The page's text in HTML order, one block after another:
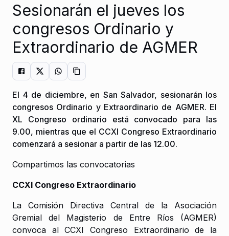
Sesionarán el jueves los
congresos Ordinario y
Extraordinario de AGMER
El 4 de diciembre, en San Salvador, sesionarán los
congresos Ordinario y Extraordinario de AGMER. El
XL Congreso ordinario está convocado para las
9.00, mientras que el CCXI Congreso Extraordinario
comenzará a sesionar a partir de las 12.00.
Compartimos las convocatorias
CCXI Congreso Extraordinario
La Comisión Directiva Central de la Asociación
Gremial del Magisterio de Entre Ríos (AGMER)
convoca al CCXI Congreso Extraordinario de la